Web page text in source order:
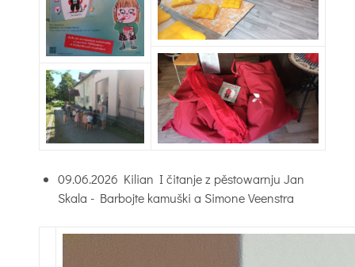
09.06.2026 Kilian I čitanje z pěstowarnju Jan
Skala - Barbojte kamuški a Simone Veenstra